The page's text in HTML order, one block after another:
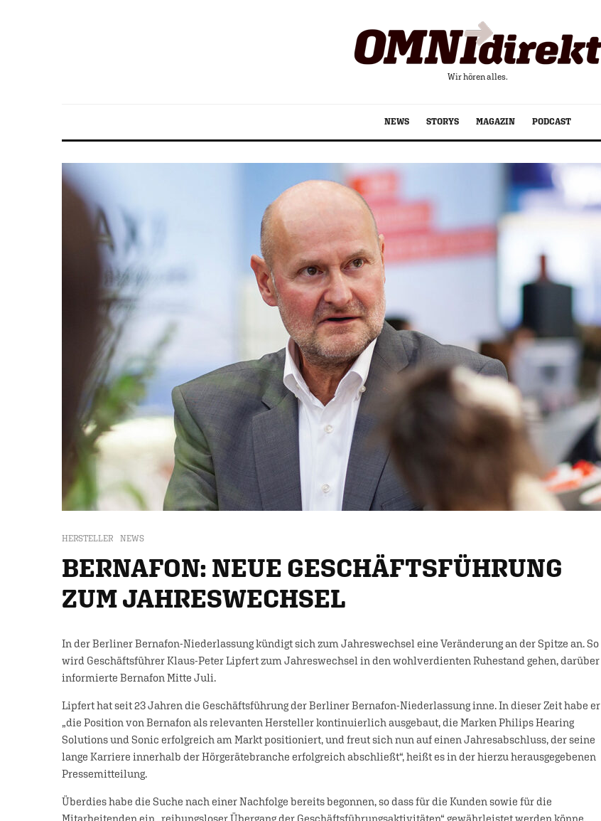
Wir hören alles.
NEWS STORYS MAGAZIN PODCAST
HERSTELLER NEWS
BERNAFON: NEUE GESCHÄFTSFÜHRUNG
ZUM JAHRESWECHSEL
In der Berliner Bernafon-Niederlassung kündigt sich zum Jahreswechsel eine Veränderung an der Spitze an. So
wird Geschäftsführer Klaus-Peter Lipfert zum Jahreswechsel in den wohlverdienten Ruhestand gehen, darüber
informierte Bernafon Mitte Juli.
Lipfert hat seit 23 Jahren die Geschäftsführung der Berliner Bernafon-Niederlassung inne. In dieser Zeit habe er
„die Position von Bernafon als relevanten Hersteller kontinuierlich ausgebaut, die Marken Philips Hearing
Solutions und Sonic erfolgreich am Markt positioniert, und freut sich nun auf einen Jahresabschluss, der seine
lange Karriere innerhalb der Hörgerätebranche erfolgreich abschließt“, heißt es in der hierzu herausgegebenen
Pressemitteilung.
Überdies habe die Suche nach einer Nachfolge bereits begonnen, so dass für die Kunden sowie für die
Mitarbeitenden ein „reibungsloser Übergang der Geschäftsführungsaktivitäten“ gewährleistet werden könne,